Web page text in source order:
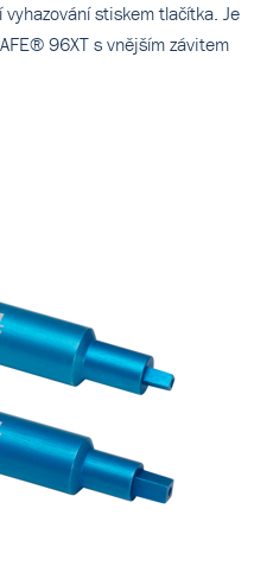
stiskem tlačítka. Je
96XT s vnějším závitem